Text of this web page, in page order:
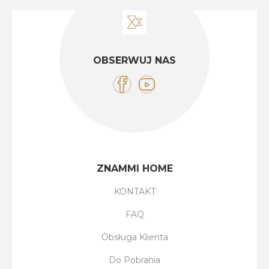
OBSERWUJ NAS
ZNAMMI HOME
KONTAKT
FAQ
Obsługa Klienta
Do Pobrania